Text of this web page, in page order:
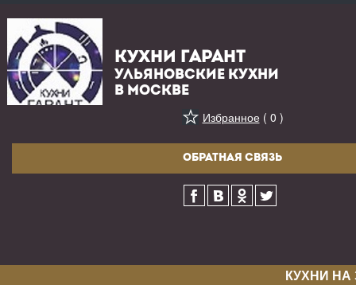
КУХНИ ГАРАНТ
УЛЬЯНОВСКИЕ КУХНИ
В МОСКВЕ
Избранное( 0 )
ОБРАТНАЯ СВЯЗЬ
КУХНИ